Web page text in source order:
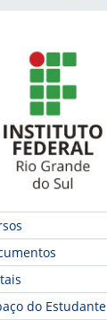
da navegação
do Estudante